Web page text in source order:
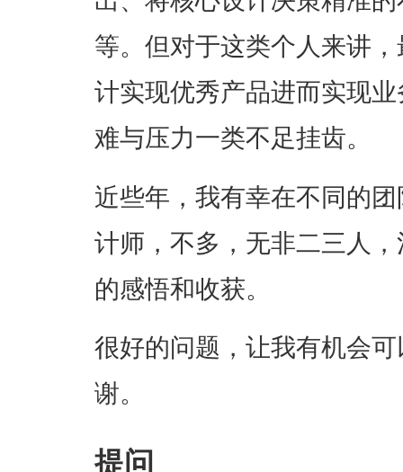
等。但对于这类个人来讲
计实现优秀产品进而实现
难与压力一类不足挂齿。
近些年，我有幸在不同的
计师，不多，无非二三人
的感悟和收获。
很好的问题，让我有机会
谢。
提问